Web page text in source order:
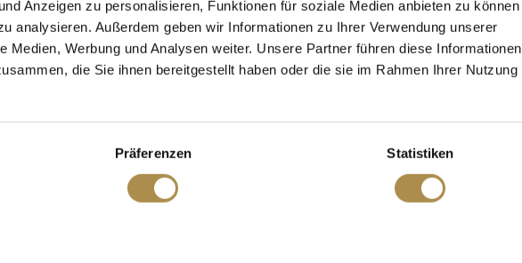
Anzeigen zu personalisieren, Funktionen für soziale Medien anbieten zu können
analysieren. Außerdem geben wir Informationen zu Ihrer Verwendung unserer
Medien, Werbung und Analysen weiter. Unsere Partner führen diese Informationen
die Sie ihnen bereitgestellt haben oder die sie im Rahmen Ihrer Nutzung
Präferenzen Statistiken